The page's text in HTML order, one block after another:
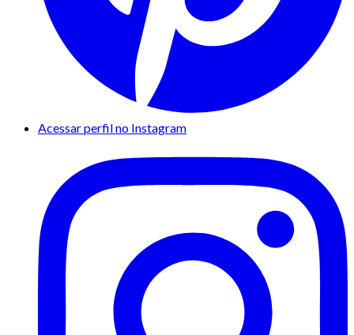
Acessar perfil no Instagram